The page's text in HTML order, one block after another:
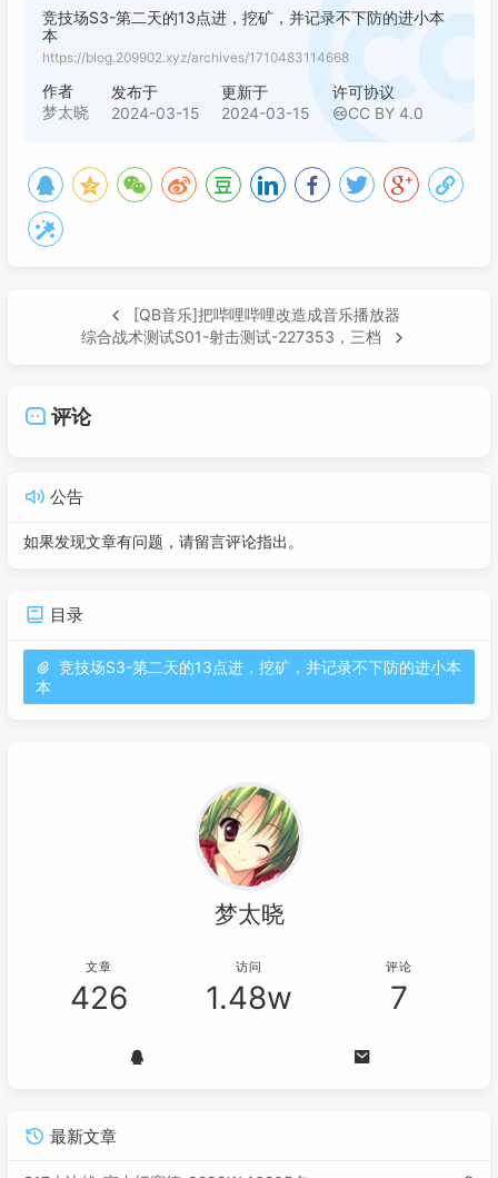
竞技场S3-第二天的13点进，挖矿，并记录不下防的进小本
本
https://blog.209902.xyz/archives/1710483114668
作者
梦太晓
发布于
2024-03-15
更新于
2024-03-15
许可协议
CC BY 4.0
[QB音乐]把哔哩哔哩改造成音乐播放器
综合战术测试S01-射击测试-227353，三档
评论
公告
如果发现文章有问题，请留言评论指出。
目录
竞技场S3-第二天的13点进，挖矿，并记录不下防的进小本
本
梦太晓
文章
426
访问
1.48w
评论
7
最新文章